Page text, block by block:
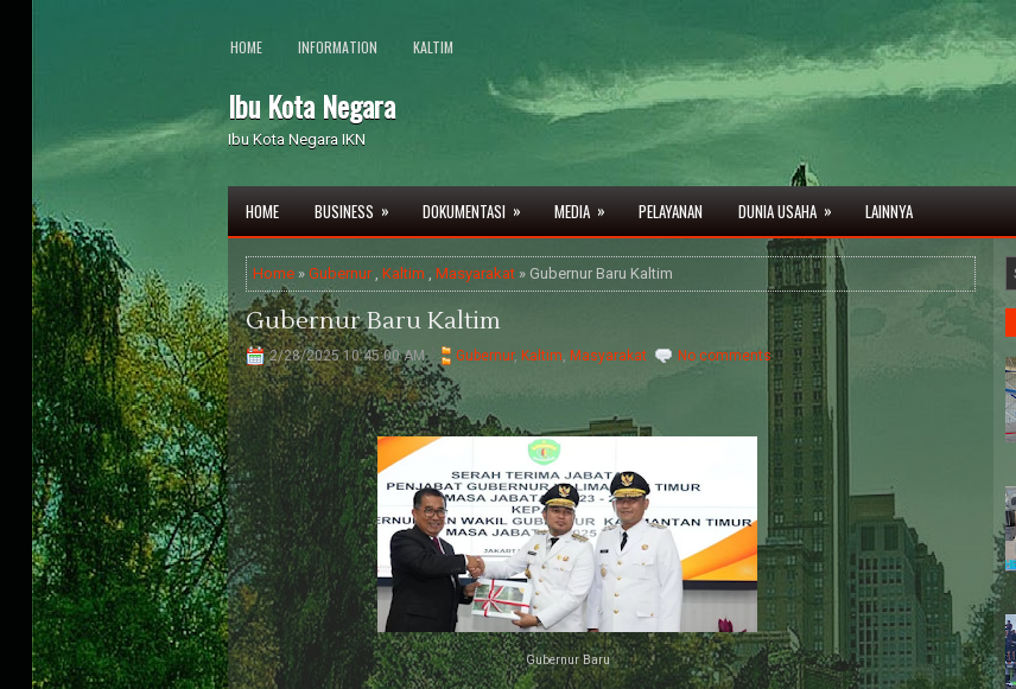
HOME INFORMATION KALTIM
Ibu Kota Negara
Ibu Kota Negara IKN
HOME BUSINESS » DOKUMENTASI » MEDIA » PELAYANAN DUNIA USAHA » LAINNYA
Home » Gubernur, Kaltim , Masyarakat » Gubernur Baru Kaltim
Gubernur Baru Kaltim
2/28/2025 10:45:00 AM Gubernur, Kaltim, Masyarakat No comments
Gubernur Baru